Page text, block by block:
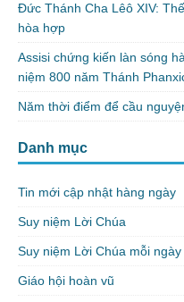
Đức Thánh Cha Lêô XIV:
hòa hợp
Assisi chứng kiến làn sóng
niệm 800 năm Thánh
Năm thời điểm để cầu
Danh mục
Tin mới cập nhật hàng ngày
Suy niệm Lời Chúa
Suy niệm Lời Chúa mỗi ngày
Giáo hội hoàn vũ